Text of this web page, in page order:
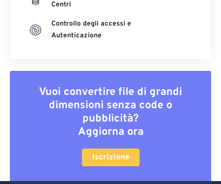
Centri
Controllo degli accessi e
Autenticazione
Vuoi convertire file di grandi
dimensioni senza code o
pubblicità?
Aggiorna ora
Iscrizione